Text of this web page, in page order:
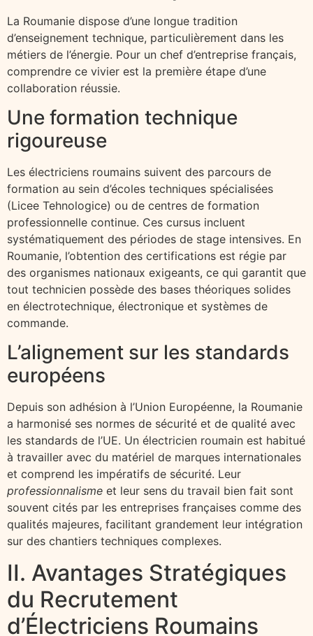
La Roumanie dispose d’une longue tradition
d’enseignement technique, particulièrement dans les
métiers de l’énergie. Pour un chef d’entreprise français,
comprendre ce vivier est la première étape d’une
collaboration réussie.
Une formation technique
rigoureuse
Les électriciens roumains suivent des parcours de
formation au sein d’écoles techniques spécialisées
(Licee Tehnologice) ou de centres de formation
professionnelle continue. Ces cursus incluent
systématiquement des périodes de stage intensives. En
Roumanie, l’obtention des certifications est régie par
des organismes nationaux exigeants, ce qui garantit que
tout technicien possède des bases théoriques solides
en électrotechnique, électronique et systèmes de
commande.
L’alignement sur les standards
européens
Depuis son adhésion à l’Union Européenne, la Roumanie
a harmonisé ses normes de sécurité et de qualité avec
les standards de l’UE. Un électricien roumain est habitué
à travailler avec du matériel de marques internationales
et comprend les impératifs de sécurité. Leur
professionnalisme et leur sens du travail bien fait sont
souvent cités par les entreprises françaises comme des
qualités majeures, facilitant grandement leur intégration
sur des chantiers techniques complexes.
II. Avantages Stratégiques
du Recrutement
d’Électriciens Roumains